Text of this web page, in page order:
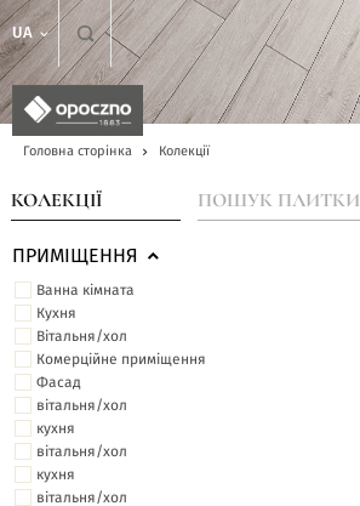
UA
Головна сторінка Колекції
КОЛЕКЦІЇ ПОШУК ПЛИТКИ
ПРИМІЩЕННЯ
Ванна кімната
Кухня
Вітальня/хол
Комерційне приміщення
Фасад
вітальня/хол
кухня
вітальня/хол
кухня
вітальня/хол